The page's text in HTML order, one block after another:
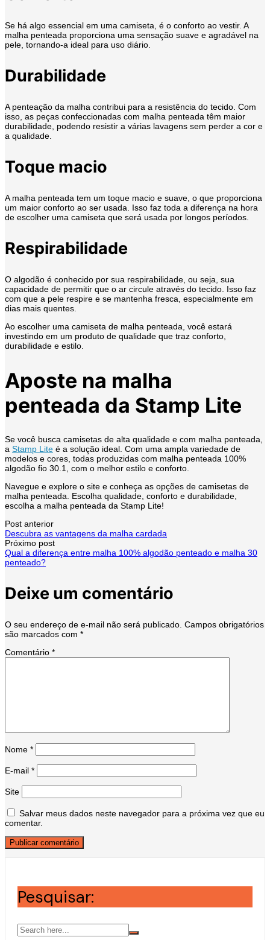
Se há algo essencial em uma camiseta, é o conforto ao vestir. A
malha penteada proporciona uma sensação suave e agradável na
pele, tornando-a ideal para uso diário.
Durabilidade
A penteação da malha contribui para a resistência do tecido. Com
isso, as peças confeccionadas com malha penteada têm maior
durabilidade, podendo resistir a várias lavagens sem perder a cor e
a qualidade.
Toque macio
A malha penteada tem um toque macio e suave, o que proporciona
um maior conforto ao ser usada. Isso faz toda a diferença na hora
de escolher uma camiseta que será usada por longos períodos.
Respirabilidade
O algodão é conhecido por sua respirabilidade, ou seja, sua
capacidade de permitir que o ar circule através do tecido. Isso faz
com que a pele respire e se mantenha fresca, especialmente em
dias mais quentes.
Ao escolher uma camiseta de malha penteada, você estará
investindo em um produto de qualidade que traz conforto,
durabilidade e estilo.
Aposte na malha
penteada da Stamp Lite
Se você busca camisetas de alta qualidade e com malha penteada,
a Stamp Lite é a solução ideal. Com uma ampla variedade de
modelos e cores, todas produzidas com malha penteada 100%
algodão fio 30.1, com o melhor estilo e conforto.
Navegue e explore o site e conheça as opções de camisetas de
malha penteada. Escolha qualidade, conforto e durabilidade,
escolha a malha penteada da Stamp Lite!
Navegação
de
post
Post anterior
Descubra as vantagens da malha cardada
Próximo post
Qual a diferença entre malha 100% algodão penteado e malha 30
penteado?
Deixe um comentário
O seu endereço de e-mail não será publicado. Campos obrigatórios
são marcados com *
Comentário *
Nome *
E-mail *
Site
Salvar meus dados neste navegador para a próxima vez que eu
comentar.
Pesquisar: